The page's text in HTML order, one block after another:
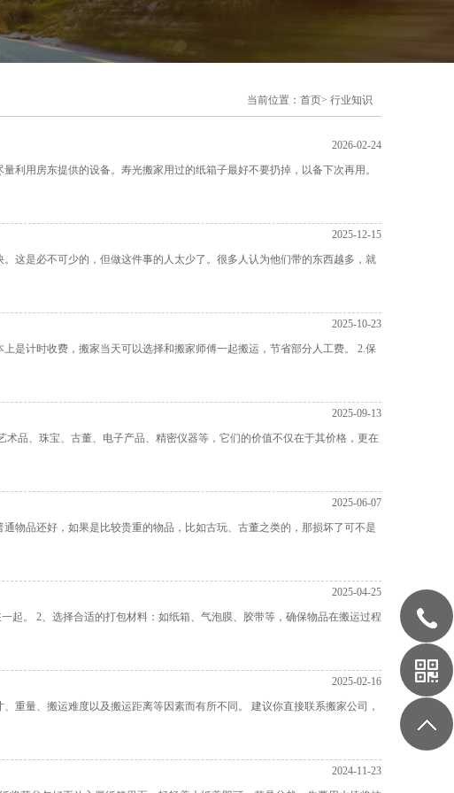
当前位置： 首页> 行业知识
2026-02-24
利用房东提供的设备。寿光搬家用过的纸箱子最好不要扔掉，以备下次再用。
2025-12-15
这是必不可少的，但做这件事的人太少了。很多人认为他们带的东西越多，就
2025-10-23
是计时收费，搬家当天可以选择和搬家师傅一起搬运，节省部分人工费。 2.保
2025-09-13
品、珠宝、古董、电子产品、精密仪器等，它们的价值不仅在于其价格，更在
2025-06-07
物品还好，如果是比较贵重的物品，比如古玩、古董之类的，那损坏了可不是
2025-04-25
起。‌ 2、选择合适的打包材料‌：如‌纸箱、‌气泡膜、胶带等，确保物品在搬运过程
2025-02-16
重量、搬运难度以及搬运距离等因素而有所不同。 建议你直接联系搬家公司，
2024-11-23